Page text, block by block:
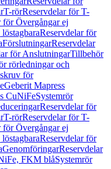
T-rörReservdelar för T-
för Övergångar ej
Reservdelar för
FörslutningarReservdelar
för AnslutningarTillbehör
rörledningar och
för
Geberit Mapress
CuNiFeSystemrör
Reservdelar för
T-rörReservdelar för T-
för Övergångar ej
Reservdelar för
GenomföringarReservdelar
FKM blåSystemrör